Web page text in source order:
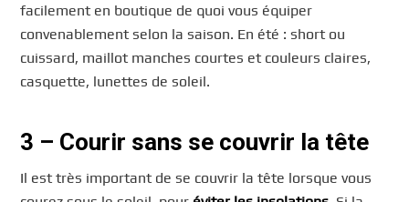
facilement en boutique de quoi vous équiper
convenablement selon la saison. En été : short ou
cuissard, maillot manches courtes et couleurs claires,
casquette, lunettes de soleil.
3 – Courir sans se couvrir la tête
Il est très important de se couvrir la tête lorsque vous